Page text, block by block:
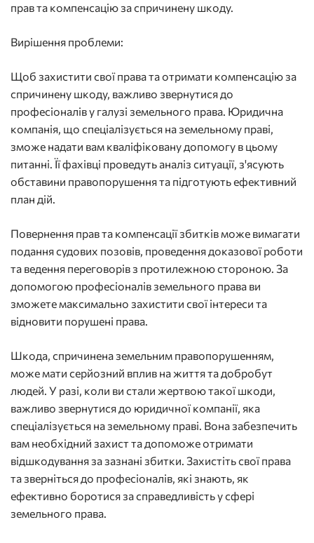
прав та компенсацію за спричинену шкоду.
Вирішення проблеми:
Щоб захистити свої права та отримати компенсацію за
спричинену шкоду, важливо звернутися до
професіоналів у галузі земельного права. Юридична
компанія, що спеціалізується на земельному праві,
зможе надати вам кваліфіковану допомогу в цьому
питанні. Її фахівці проведуть аналіз ситуації, з'ясують
обставини правопорушення та підготують ефективний
план дій.
Повернення прав та компенсації збитків може вимагати
подання судових позовів, проведення доказової роботи
та ведення переговорів з протилежною стороною. За
допомогою професіоналів земельного права ви
зможете максимально захистити свої інтереси та
відновити порушені права.
Шкода, спричинена земельним правопорушенням,
може мати серйозний вплив на життя та добробут
людей. У разі, коли ви стали жертвою такої шкоди,
важливо звернутися до юридичної компанії, яка
спеціалізується на земельному праві. Вона забезпечить
вам необхідний захист та допоможе отримати
відшкодування за зазнані збитки. Захистіть свої права
та зверніться до професіоналів, які знають, як
ефективно боротися за справедливість у сфері
земельного права.